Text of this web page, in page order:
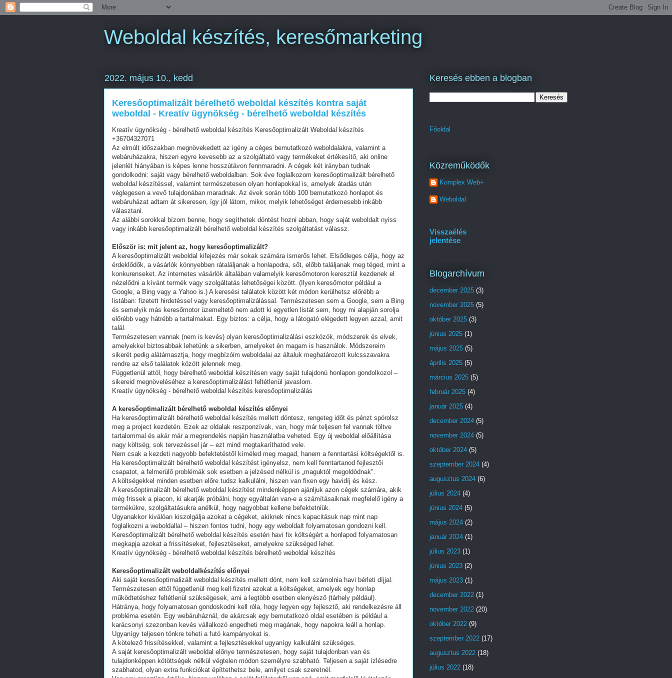
Weboldal készítés, keresőmarketing
2022. május 10., kedd
Keresőoptimalizált bérelhető weboldal készítés kontra saját
weboldal - Kreatív ügynökség - bérelhető weboldal készítés
Kreatív ügynökség - bérelhető weboldal készítés Keresőoptimalizált Weboldal készítés
+36704327071
Az elmúlt időszakban megnövekedett az igény a céges bemutatkozó weboldalakra, valamint a
webáruházakra, hiszen egyre kevesebb az a szolgáltató vagy termékeket értékesítő, aki online
jelenlét hiányában is képes lenne hosszútávon fennmaradni. A cégek két irányban tudnak
gondolkodni: saját vagy bérelhető weboldalban. Sok éve foglalkozom keresőoptimalizált bérelhető
weboldal készítéssel, valamint természetesen olyan honlapokkal is, amelyek átadás után
véglegesen a vevő tulajdonában maradnak. Az évek során több 100 bemutatkozó honlapot és
webáruházat adtam át sikeresen, így jól látom, mikor, melyik lehetőséget érdemesebb inkább
választani.
Az alábbi sorokkal bízom benne, hogy segíthetek döntést hozni abban, hogy saját weboldalt nyiss
vagy inkább keresőoptimalizált bérelhető weboldal készítés szolgáltatást válassz.
Először is: mit jelent az, hogy keresőoptimalizált?
A keresőoptimalizált weboldal kifejezés már sokak számára ismerős lehet. Elsődleges célja, hogy az
érdeklődők, a vásárlók könnyebben rátaláljanak a honlapodra, sőt, előbb találjanak meg téged, mint a
konkurenseket. Az internetes vásárlók általában valamelyik keresőmotoron keresztül kezdenek el
nézelődni a kívánt termék vagy szolgáltatás lehetőségei között. (Ilyen keresőmotor például a
Google, a Bing vagy a Yahoo is.) A keresési találatok között két módon kerülhetsz előrébb a
listában: fizetett hirdetéssel vagy keresőoptimalizálással. Természetesen sem a Google, sem a Bing
és semelyik más keresőmotor üzemeltető nem adott ki egyetlen listát sem, hogy mi alapján sorolja
előrébb vagy hátrébb a tartalmakat. Egy biztos: a célja, hogy a látogató elégedett legyen azzal, amit
talál.
Természetesen vannak (nem is kevés) olyan keresőoptimalizálási eszközök, módszerek és elvek,
amelyekkel biztosabbak lehetünk a sikerben, amelyeket én magam is használok. Módszereim
sikerét pedig alátámasztja, hogy megbízóim weboldalai az általuk meghatározott kulcsszavakra
rendre az első találatok között jelennek meg.
Függetlenül attól, hogy bérelhető weboldal készítésen vagy saját tulajdonú honlapon gondolkozol –
sikereid megnöveléséhez a keresőoptimalizálást feltétlenül javaslom.
Kreatív ügynökség - bérelhető weboldal készítés keresőoptimalizálás
A keresőoptimalizált bérelhető weboldal készítés előnyei
Ha keresőoptimalizált bérelhető weboldal készítés mellett döntesz, rengeteg időt és pénzt spórolsz
meg a project kezdetén. Ezek az oldalak reszponzívak, van, hogy már teljesen fel vannak töltve
tartalommal és akár már a megrendelés napján használatba veheted. Egy új weboldal előállítása
nagy költség, sok tervezéssel jár – ezt mind megtakaríthatod vele.
Nem csak a kezdeti nagyobb befektetéstől kíméled meg magad, hanem a fenntartási költségektől is.
Ha keresőoptimalizált bérelhető weboldal készítést igényelsz, nem kell fenntartanod fejlesztői
csapatot, a felmerülő problémák sok esetben a jelzésed nélkül is „maguktól megoldódnak".
A költségekkel minden esetben előre tudsz kalkulálni, hiszen van fixen egy havidíj és kész.
A keresőoptimalizált bérelhető weboldal készítést mindenképpen ajánljuk azon cégek számára, akik
még frissek a piacon, ki akarják próbálni, hogy egyáltalán van-e a számításaiknak megfelelő igény a
termékükre, szolgáltatásukra anélkül, hogy nagyobbat kellene befektetniük.
Ugyanakkor kiválóan kiszolgálja azokat a cégeket, akiknek nincs kapacitásuk nap mint nap
foglalkozni a weboldallal – hiszen fontos tudni, hogy egy weboldalt folyamatosan gondozni kell.
Keresőoptimalizált bérelhető weboldal készítés esetén havi fix költségért a honlapod folyamatosan
megkapja azokat a frissítéseket, fejlesztéseket, amelyekre szükséged lehet.
Kreatív ügynökség - bérelhető weboldal készítés bérelhető weboldal készítés
Keresőoptimalizált weboldalkészítés előnyei
Aki saját keresőoptimalizált weboldal készítés mellett dönt, nem kell számolnia havi bérleti díjjal.
Természetesen ettől függetlenül meg kell fizetni azokat a költségeket, amelyek egy honlap
működtetéshez feltétlenül szükségesek, ami a legtöbb esetben elenyésző (tárhely például).
Hátránya, hogy folyamatosan gondoskodni kell róla, hogy legyen egy fejlesztő, aki rendelkezésre áll
probléma esetén. Egy webáruháznál, de akárcsak egy bemutatkozó oldal esetében is például a
karácsonyi szezonban kevés vállalkozó engedheti meg magának, hogy napokra leáll a honlap.
Ugyanígy teljesen tönkre teheti a futó kampányokat is.
A kötelező frissítésekkel, valamint a fejlesztésekkel ugyanígy kalkulálni szükséges.
A saját keresőoptimalizált weboldal előnye természetesen, hogy saját tulajdonban van és
tulajdonképpen kötöttségek nélkül végtelen módon személyre szabható. Teljesen a saját ízlésedre
szabhatod, olyan extra funkciókat építtethetsz bele, amilyet csak szeretnél.
Keresés ebben a blogban
Főoldal
Közreműködők
Komplex Web+
Weboldal
Visszaélés
jelentése
Blogarchívum
december 2025 (3)
november 2025 (5)
október 2025 (3)
június 2025 (1)
május 2025 (5)
április 2025 (5)
március 2025 (5)
február 2025 (4)
január 2025 (4)
december 2024 (5)
november 2024 (5)
október 2024 (5)
szeptember 2024 (4)
augusztus 2024 (6)
július 2024 (4)
június 2024 (5)
május 2024 (2)
január 2024 (1)
július 2023 (1)
június 2023 (2)
május 2023 (1)
december 2022 (1)
november 2022 (20)
október 2022 (9)
szeptember 2022 (17)
augusztus 2022 (18)
július 2022 (18)